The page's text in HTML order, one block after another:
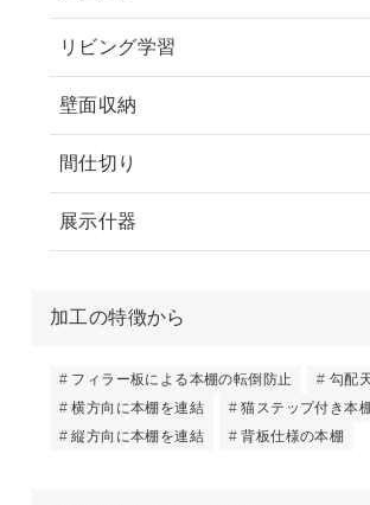
リビング学習
壁面収納
間仕切り
展示什器
加工の特徴から
フィラー板による本棚の転倒防止
勾配
横方向に本棚を連結
猫ステップ付き本
縦方向に本棚を連結
背板仕様の本棚